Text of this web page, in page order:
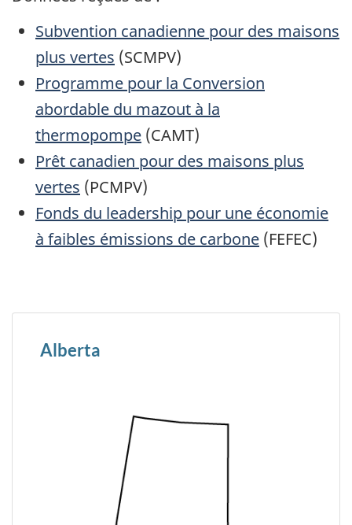
Subvention canadienne pour des maisons
plus vertes (SCMPV)
Programme pour la Conversion
abordable du mazout à la
thermopompe (CAMT)
Prêt canadien pour des maisons plus
vertes (PCMPV)
Fonds du leadership pour une économie
à faibles émissions de carbone (FEFEC)
Alberta